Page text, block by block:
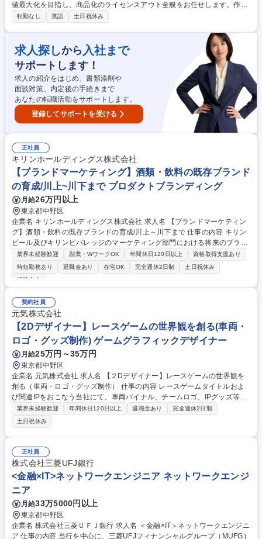
値最大化を目指し、商品化のライセンスアウト全般をお任せします。作品
をファンへ届けるため、社内や製作委員会、ビジネスパートナーと連携
持つ当社制作作品の商品化ライセンス営業■ライセンシー企業への商品企
画提案、新規開拓■商品監修業務全般■ライセンサーとしてイベント、POP
UP、催事等の企画・進行■契約条件調整（ロイヤリティ／MG 等）■売
上、予算管理およびレポーティング■製作委員会、社内各部署との折衝／
調整・IP展開戦略立案およびマーケット分析 募集職種 【ライセンス営
業】商品化ライセンスアウト営業担当（IPビジネス担当）
転勤なし 英語 土日祝休み
求人探しから 入社まで
サポートします！
求人の紹介をはじめ、書類添削や
面談対策、内定後の手続きまで
あなたの転職活動をサポートします。
登録してサポートを受ける
正社員
キリンホールディングス株式会社
【ブランドマーケティング】酒類・飲料の既存ブランド
の育成/川上~川下まで プロダクトブランディング
月給26万円以上
東京都中野区
企業名 キリンホールディングス株式会社 求人名 【ブランドマーケティン
グ】酒類・飲料の既存ブランドの育成/川上～川下まで 仕事の内容 キリン
ビール及びキリンビバレッジのマーケティング部門における将来のブラン
ドマネジャー候補として、長期的なブランド資産を向上させる視点を持ち
ながら、ブランドを育成いただく事がミッションです。 ■当社のマーケテ
ィング部門は酒類・清涼飲料・ヘルスサイエンス等、各事業会社に配置さ
グ部門でのブランド担当を募集します。キリンビール及びキリンビバレッ
ジのマーケティング部ではカテゴリーやブランドごとにチーム編成されて
おり、各チームがブランドの持続的な成長を実現するために日々お客様の
インサイトの探索、探求に力を注いでおります。 募集職種 【ブランドマ
ーケティング】酒類・飲料の既存ブランドの育成/川上～川下まで
業界未経験歓迎 副業・WワークOK 年間休日120日以上
資格取得支援あり
時短勤務あり
退職金あり 在宅OK 完全週休2日制
土日祝休み
服装自由
契約社員
元気株式会社
【2Dデザイナー】レースゲームの世界観を創る(車両・
ロゴ・グッズ制作) ゲームグラフィックデザイナー
月給25万円～35万円
東京都中野区
企業名 元気株式会社 求人名 【２Dデザイナー】レースゲームの世界観を
創る（車両・ロゴ・グッズ制作） 仕事の内容 レースゲームタイトルおよ
び関連IPをおこなう当社にて、車両バイナル、チームロゴ、IPグッズ等の
2Dデザイン制作をお任せいたします。ビジュアル領域の強化を通じて世
界観の構築に貢献できる仕事です。 ゲーム内車両のバイナルデザイン制
作、チームロゴやブランドビジュアルの開発、自社IPを活用したグッズ
（アパレル・雑貨等）のデザイン、トンマナ設計およびビジュアルガイド
ラインの作成を担当いただきます。5W1Hを意識し、企画や開発チームと
連携しながら、デザイン提案や改善、プロモーション用ビジュアル制作ま
で裁量を持って幅広く関われる環境です。 募集職種 【２Dデザイナー】レ
ースゲームの世界観を創る（車両・ロゴ・グッズ制作）
業界未経験歓迎 年間休日120日以上 退職金あり
完全週休2日制
土日祝休み
正社員
株式会社三菱UFJ銀行
<金融×IT>ネットワークエンジニア ネットワークエンジ
ニア
月給33万5000円以上
東京都中野区
企業名 株式会社三菱ＵＦＪ銀行 求人名 ＜金融×IT＞ネットワークエンジニ
ア 仕事の内容 当行を中心に、三菱UFJフィナンシャルグループ（MUFG）